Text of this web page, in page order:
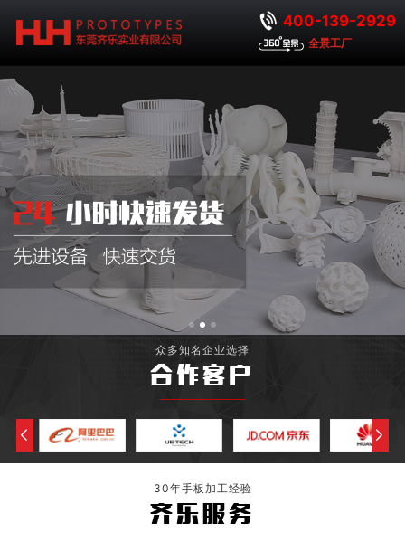
400-139-2929
全景工厂
众多知名企业选择
合作客户
30年手板加工经验
齐乐服务